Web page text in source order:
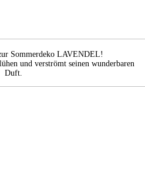
Sommerdeko LAVENDEL!
und verströmt seinen wunderbaren
Duft.